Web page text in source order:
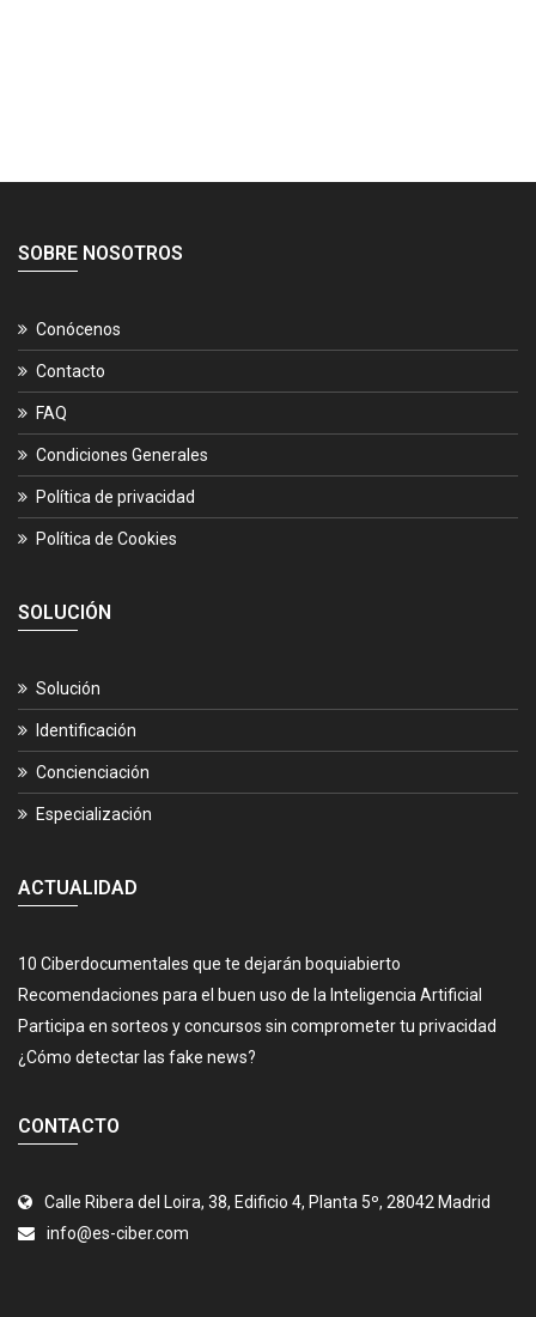
SOBRE NOSOTROS
Conócenos
Contacto
FAQ
Condiciones Generales
Política de privacidad
Política de Cookies
SOLUCIÓN
Solución
Identificación
Concienciación
Especialización
ACTUALIDAD
10 Ciberdocumentales que te dejarán boquiabierto
Recomendaciones para el buen uso de la Inteligencia Artificial
Participa en sorteos y concursos sin comprometer tu privacidad
¿Cómo detectar las fake news?
CONTACTO
Calle Ribera del Loira, 38, Edificio 4, Planta 5º, 28042 Madrid
info@es-ciber.com